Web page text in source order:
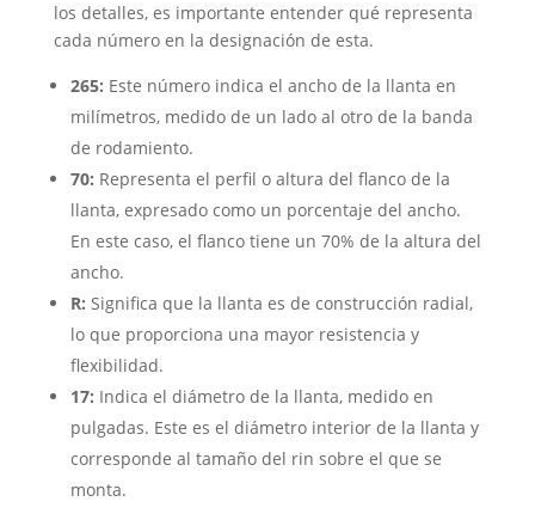
los detalles, es importante entender qué representa
cada número en la designación de esta.
265: Este número indica el ancho de la llanta en
milímetros, medido de un lado al otro de la banda
de rodamiento.
70: Representa el perfil o altura del flanco de la
llanta, expresado como un porcentaje del ancho.
En este caso, el flanco tiene un 70% de la altura del
ancho.
R: Significa que la llanta es de construcción radial,
lo que proporciona una mayor resistencia y
flexibilidad.
17: Indica el diámetro de la llanta, medido en
pulgadas. Este es el diámetro interior de la llanta y
corresponde al tamaño del rin sobre el que se
monta.